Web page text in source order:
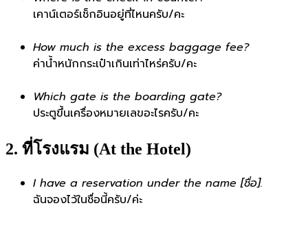
เคาน์เตอร์เช็กอินอยู่ที่ไหนครับ/คะ
How much is the excess baggage fee?
ค่าน้ำหนักกระเป๋าเกินเท่าไหร่ครับ/คะ
Which gate is the boarding gate?
ประตูขึ้นเครื่องหมายเลขอะไรครับ/คะ
2. ที่โรงแรม (At the Hotel)
I have a reservation under the name [ชื่อ].
ฉันจองไว้ในชื่อนี้ครับ/ค่ะ